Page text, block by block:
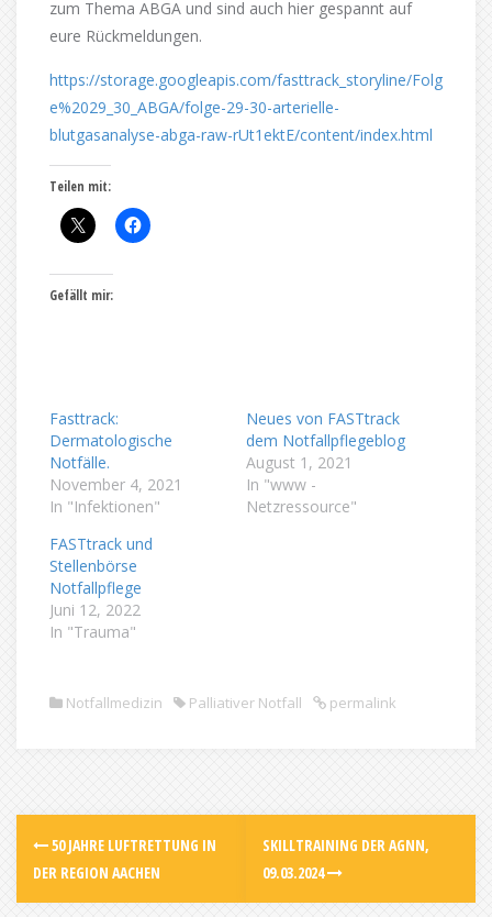
zum Thema ABGA und sind auch hier gespannt auf
eure Rückmeldungen.
https://storage.googleapis.com/fasttrack_storyline/Folg
e%2029_30_ABGA/folge-29-30-arterielle-
blutgasanalyse-abga-raw-rUt1ektE/content/index.html
Teilen mit:
Gefällt mir:
Fasttrack:
Dermatologische
Notfälle.
November 4, 2021
In "Infektionen"
Neues von FASTtrack
dem Notfallpflegeblog
August 1, 2021
In "www -
Netzressource"
FASTtrack und
Stellenbörse
Notfallpflege
Juni 12, 2022
In "Trauma"
Notfallmedizin Palliativer Notfall permalink
50 JAHRE LUFTRETTUNG IN
DER REGION AACHEN
SKILLTRAINING DER AGNN,
09.03.2024